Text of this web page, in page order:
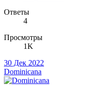
Ответы
4
Просмотры
1K
30 Дек 2022
Dominicana